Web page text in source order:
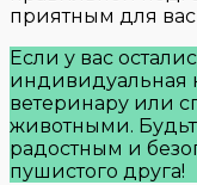
приятным для
Если у вас
индивидуальная
ветеринару или
животными.
радостным и
пушистого друга!